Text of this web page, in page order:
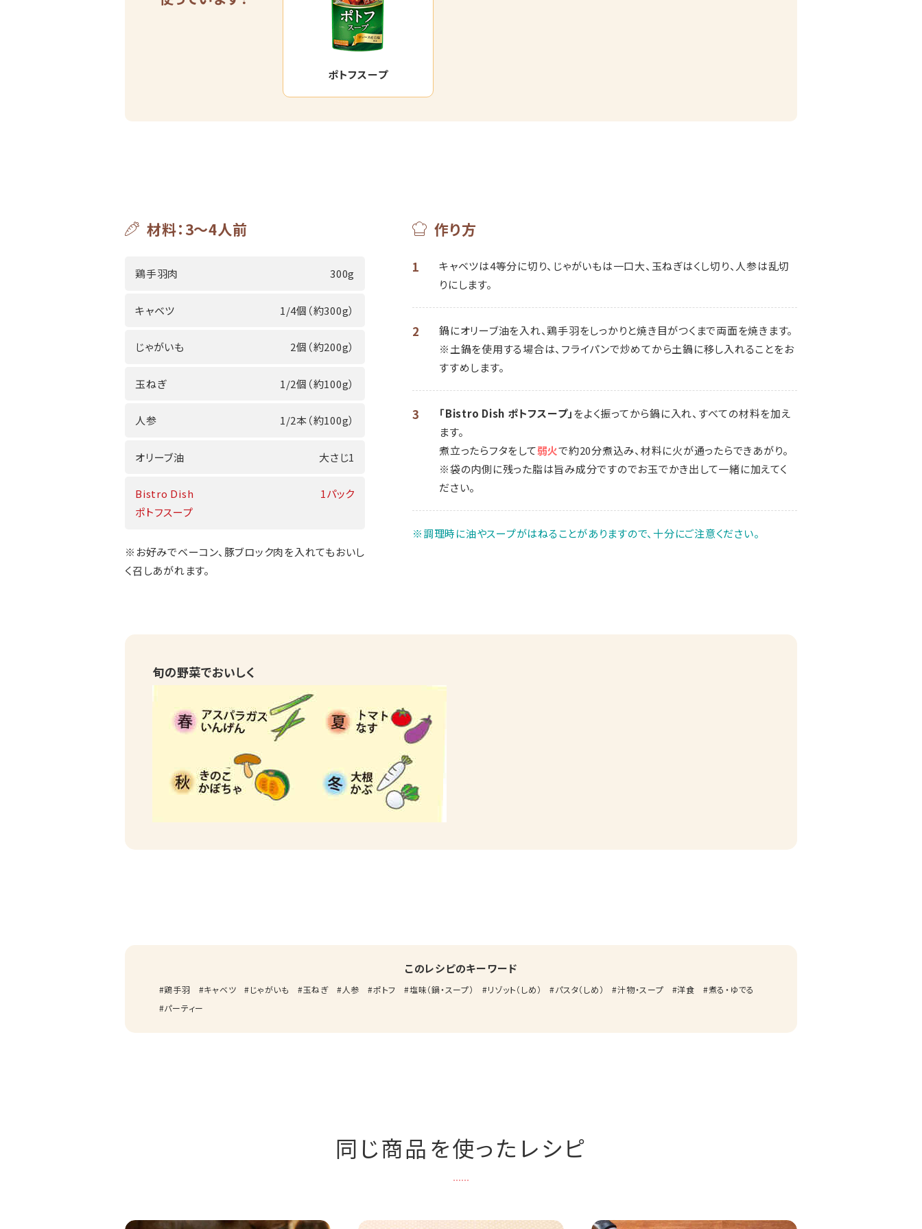
ポトフスープ
材料：3～4人前
鶏手羽肉 300g
キャベツ 1/4個（約300g）
じゃがいも 2個（約200g）
玉ねぎ 1/2個（約100g）
人参 1/2本（約100g）
オリーブ油 大さじ1
Bistro Dish
ポトフスープ
1パック
※お好みでベーコン、豚ブロック肉を入れてもおいし
く召しあがれます。
作り方
1
キャベツは4等分に切り、じゃがいもは一口大、玉ねぎはくし切り、人参は乱切
りにします。
2
鍋にオリーブ油を入れ、鶏手羽をしっかりと焼き目がつくまで両面を焼きます。
※土鍋を使用する場合は、フライパンで炒めてから土鍋に移し入れることをお
すすめします。
3 「Bistro Dish ポトフスープ」をよく振ってから鍋に入れ、すべての材料を加え
ます。
煮立ったらフタをして弱火で約20分煮込み、材料に火が通ったらできあがり。
※袋の内側に残った脂は旨み成分ですのでお玉でかき出して一緒に加えてく
ださい。
※調理時に油やスープがはねることがありますので、十分にご注意ください。
旬の野菜でおいしく
このレシピのキーワード
鶏手羽 キャベツ じゃがいも 玉ねぎ 人参 ポトフ 塩味（鍋・スープ） リゾット（しめ） パスタ（しめ） 汁物・スープ 洋食
煮る・ゆでる
パーティー
同じ商品を使ったレシピ